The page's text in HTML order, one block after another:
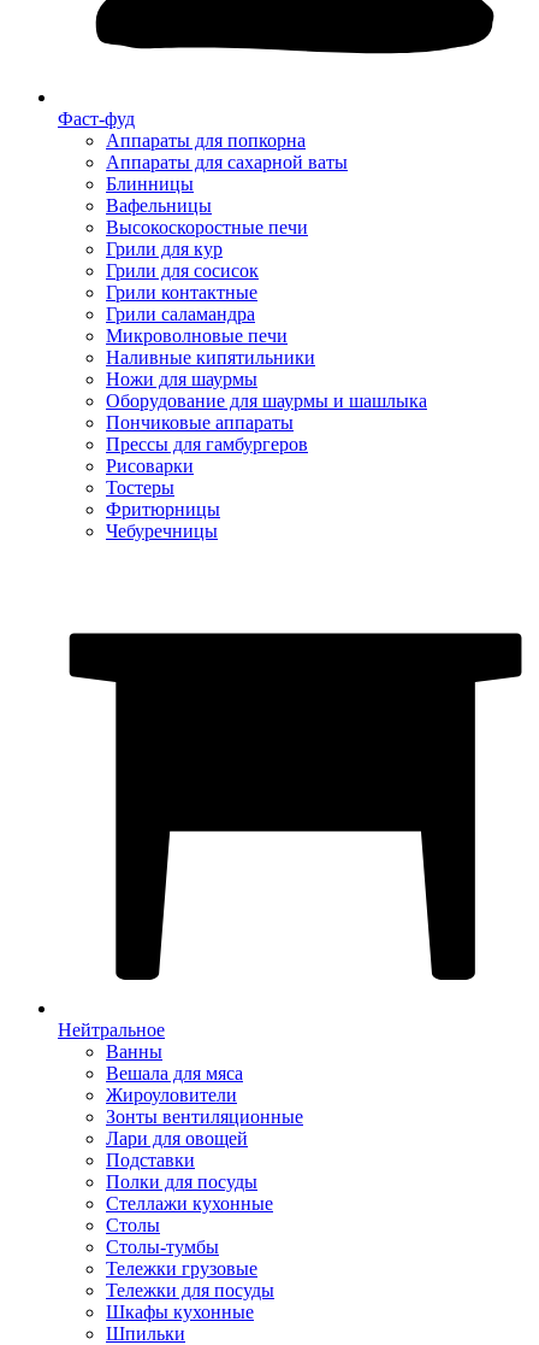
Фаст-фуд
Аппараты для попкорна
Аппараты для сахарной ваты
Блинницы
Вафельницы
Высокоскоростные печи
Грили для кур
Грили для сосисок
Грили контактные
Грили саламандра
Микроволновые печи
Наливные кипятильники
Ножи для шаурмы
Оборудование для шаурмы и шашлыка
Пончиковые аппараты
Прессы для гамбургеров
Рисоварки
Тостеры
Фритюрницы
Чебуречницы
Нейтральное
Ванны
Вешала для мяса
Жироуловители
Зонты вентиляционные
Лари для овощей
Подставки
Полки для посуды
Стеллажи кухонные
Столы
Столы-тумбы
Тележки грузовые
Тележки для посуды
Шкафы кухонные
Шпильки